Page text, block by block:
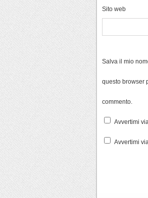
Sito web
Salva il mio
questo browser
commento.
Avvertimi
Avvertimi